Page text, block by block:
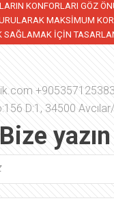
KONFORLARI GÖZ
MAKSIMUM
SAĞLAMAK IÇIN
D:1, 34500
Bize yazın